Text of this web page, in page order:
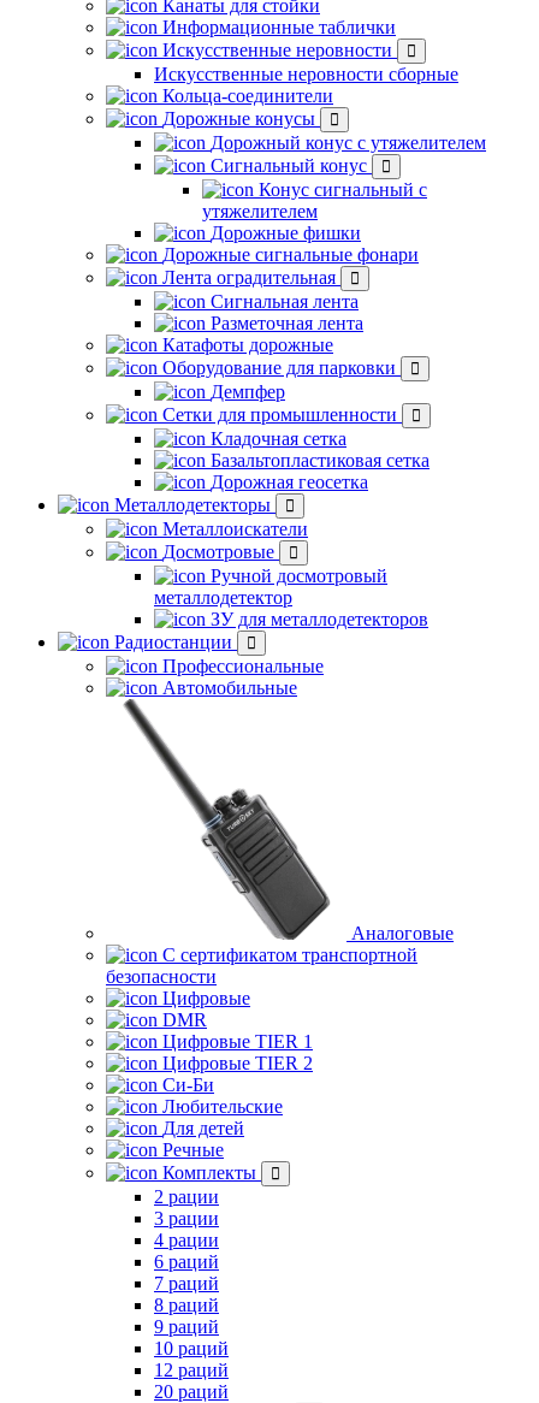
Канаты для стойки
Информационные таблички
Искусственные неровности
Искусственные неровности сборные
Кольца-соединители
Дорожные конусы
Дорожный конус с утяжелителем
Сигнальный конус
Конус сигнальный с
утяжелителем
Дорожные фишки
Дорожные сигнальные фонари
Лента оградительная
Сигнальная лента
Разметочная лента
Катафоты дорожные
Оборудование для парковки
Демпфер
Сетки для промышленности
Кладочная сетка
Базальтопластиковая сетка
Дорожная геосетка
Металлодетекторы
Металлоискатели
Досмотровые
Ручной досмотровый
металлодетектор
ЗУ для металлодетекторов
Радиостанции
Профессиональные
Автомобильные
Аналоговые
С сертификатом транспортной
безопасности
Цифровые
DMR
Цифровые TIER 1
Цифровые TIER 2
Си-Би
Любительские
Для детей
Речные
Комплекты
2 рации
3 рации
4 рации
6 раций
7 раций
8 раций
9 раций
10 раций
12 раций
20 раций